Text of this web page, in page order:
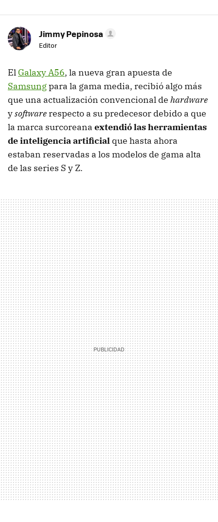
Jimmy Pepinosa
Editor
El Galaxy A56, la nueva gran apuesta de
Samsungpara la gama media, recibió algo más
que una actualización convencional de hardware
ysoftware respecto a su predecesor debido a que
la marca surcoreana extendió las herramientas
de inteligencia artificial que hasta ahora
estaban reservadas a los modelos de gama alta
de las series S y Z.